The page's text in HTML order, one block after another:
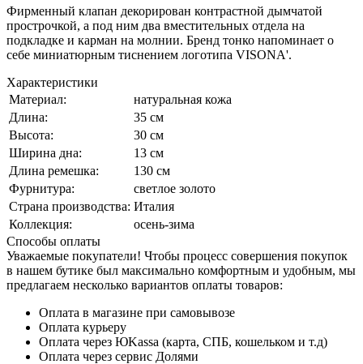
Фирменный клапан декорирован контрастной дымчатой
прострочкой, а под ним два вместительных отдела на
подкладке и карман на молнии. Бренд тонко напоминает о
себе миниатюрным тиснением логотипа VISONA'.
Характеристики
Материал:
натуральная кожа
Длина:
35 см
Высота:
30 см
Ширина дна:
13 см
Длина ремешка:
130 см
Фурнитура:
светлое золото
Страна производства: Италия
Коллекция:
осень-зима
Способы оплаты
Уважаемые покупатели! Чтобы процесс совершения покупок
в нашем бутике был максимально комфортным и удобным, мы
предлагаем несколько вариантов оплаты товаров:
Оплата в магазине при самовывозе
Оплата курьеру
Оплата через ЮKassa (карта, СПБ, кошельком и т.д)
Оплата через сервис Долями